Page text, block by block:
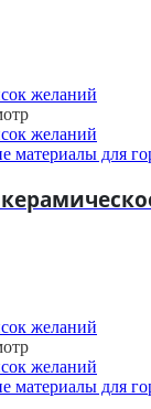
желаний
желаний
материалы для
желаний
желаний
материалы для